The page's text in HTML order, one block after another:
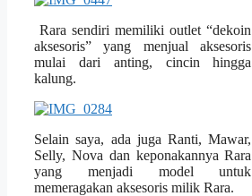
Rara sendiri memiliki outlet “dekoin
aksesoris” yang menjual aksesoris
mulai dari anting, cincin hingga
kalung.
Selain saya, ada juga Ranti, Mawar,
Selly, Nova dan keponakannya Rara
yang menjadi model untuk
memeragakan aksesoris milik Rara.